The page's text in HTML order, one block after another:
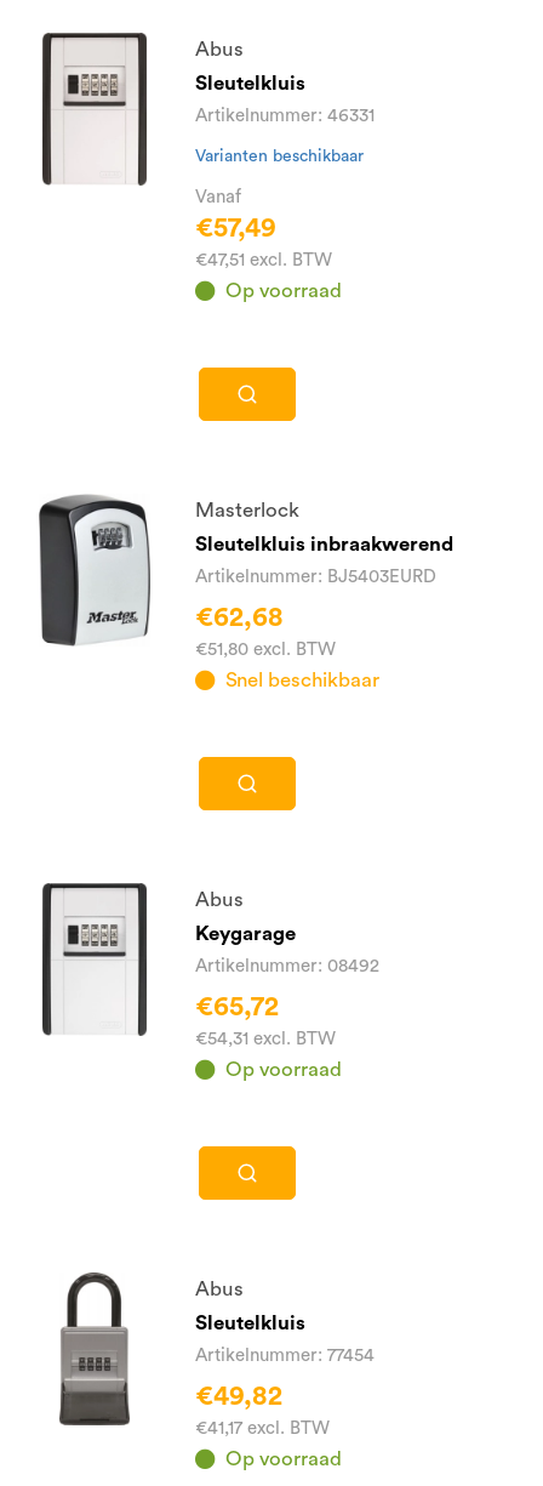
Abus
Sleutelkluis
Artikelnummer: 46331
Varianten beschikbaar
Vanaf
€57,49
€47,51 excl. BTW
Op voorraad
Masterlock
Sleutelkluis inbraakwerend
Artikelnummer: BJ5403EURD
€62,68
€51,80 excl. BTW
Snel beschikbaar
Abus
Keygarage
Artikelnummer: 08492
€65,72
€54,31 excl. BTW
Op voorraad
Abus
Sleutelkluis
Artikelnummer: 77454
€49,82
€41,17 excl. BTW
Op voorraad